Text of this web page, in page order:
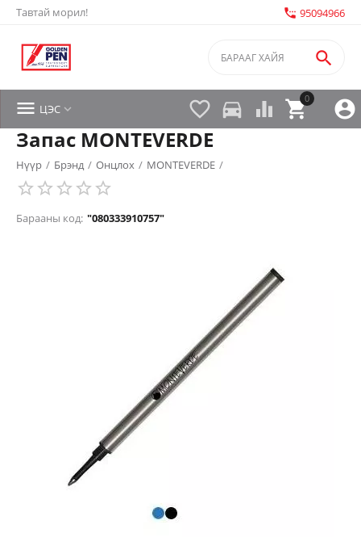
Тавтай морил! settings_phone 95094966


0

 directions_car 
 ЦЭС 
Запас MONTEVERDE
Нүүр / Брэнд / Онцлох / MONTEVERDE /
Барааны код: "080333910757"